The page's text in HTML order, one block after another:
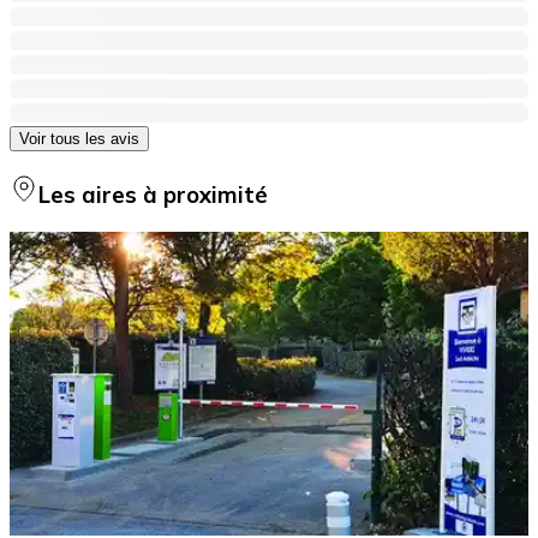
Voir tous les avis
Les aires à proximité